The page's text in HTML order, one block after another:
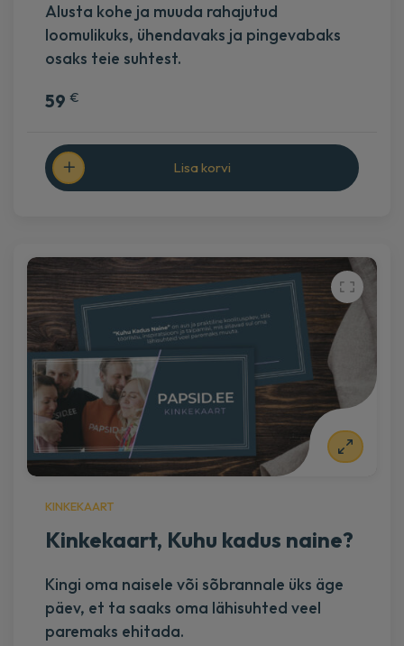
Alusta kohe ja muuda rahajutud
loomulikuks, ühendavaks ja pingevabaks
osaks teie suhtest.
59 €
Lisa korvi
KINKEKAART, KUHU KADUS NAINE? –
FÜÜSILINE
189
KINKEKAART
Kinkekaart, Kuhu kadus naine?
Kingi oma naisele või sõbrannale üks äge
päev, et ta saaks oma lähisuhted veel
paremaks ehitada.